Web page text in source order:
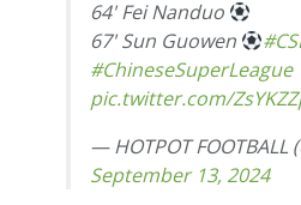
64' Fei Nanduo
67' Sun Guowen
#ChineseSuperLeague
pic.twitter.com/
— HOTPOT
September 13, 2024